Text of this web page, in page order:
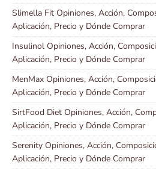
Slimella Fit Opiniones, Acción,
Aplicación, Precio y Dónde Comprar
Insulinol Opiniones, Acción,
Aplicación, Precio y Dónde Comprar
MenMax Opiniones, Acción,
Aplicación, Precio y Dónde Comprar
SirtFood Diet Opiniones, Acción,
Aplicación, Precio y Dónde Comprar
Serenity Opiniones, Acción,
Aplicación, Precio y Dónde Comprar